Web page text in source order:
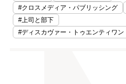
#クロスメディア・パブリッシング
#上司と部下
#ディスカヴァー・トゥエンティワン